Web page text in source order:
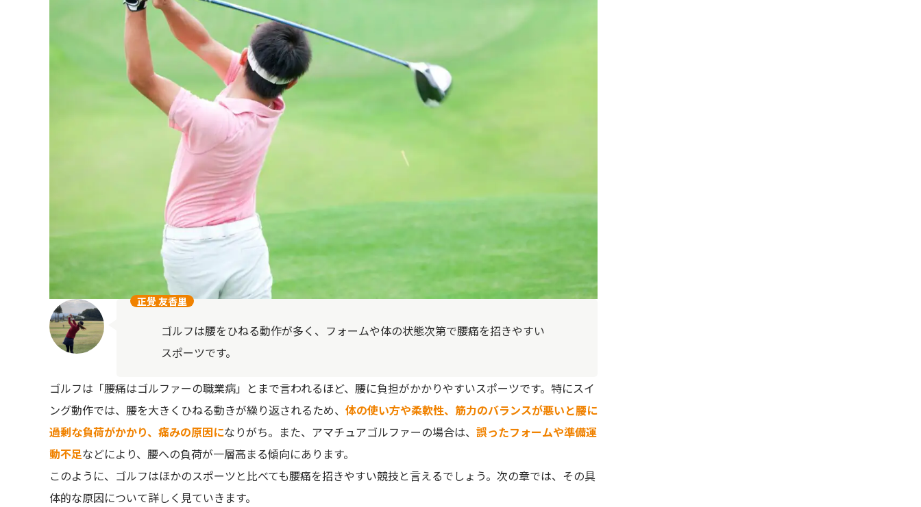
正覺 友香里
ゴルフは腰をひねる動作が多く、フォームや体の状態次第で腰痛を招きやすい
スポーツです。
ゴルフは「腰痛はゴルファーの職業病」とまで言われるほど、腰に負担がかかりやすいスポーツです。特にスイ
ング動作では、腰を大きくひねる動きが繰り返されるため、 体の使い方や柔軟性、筋力のバランスが悪いと腰に
過剰な負荷がかかり、痛みの原因になりがち。また、アマチュアゴルファーの場合は、 誤ったフォームや準備運
動不足などにより、腰への負荷が一層高まる傾向にあります。
このように、ゴルフはほかのスポーツと比べても腰痛を招きやすい競技と言えるでしょう。次の章では、その具
体的な原因について詳しく見ていきます。